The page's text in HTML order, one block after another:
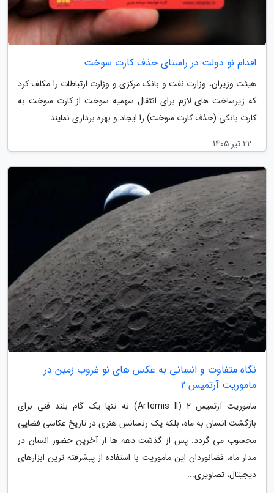
اقدام نو دولت در راستای حذف کارت سوخت
هیئت وزیران، وزارت نفت و بانک مرکزی و وزارت ارتباطات را مکلف کرد
که زیرساخت های لازم برای انتقال سهمیه سوخت از کارت سوخت به
کارت بانکی (حذف کارت سوخت) را ایجاد و بهره برداری نمایند.
22 تیر 1405
نگاه متفاوت و انسانی به عکس های نو غروب زمین در
ماموریت آرتمیس 2
ماموریت آرتمیس 2 (Artemis II) نه تنها یک گام بلند فنی برای
بازگشت انسان به ماه، بلکه یک رنسانس هنری در تاریخ عکاسی فضایی
محسوب می گردد. پس از گذشت دهه ها از آخرین حضور انسان در
مدار ماه، فضانوردان این ماموریت با استفاده از پیشرفته ترین ابزارهای
دیجیتال، تصاویری...